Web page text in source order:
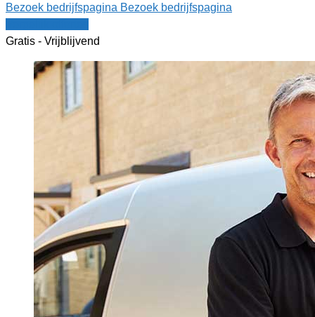
Bezoek bedrijfspagina Bezoek bedrijfspagina
Gratis - Vrijblijvend